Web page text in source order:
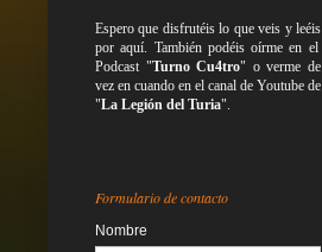
Espero que disfrutéis lo queveis yleéis
por aquí. También podéis oírme en el
Podcast "Turno Cu4tro" o verme de
vez en cuando en el canal de Youtube de
"La Legión del Turia".
Formulario de contacto
Nombre